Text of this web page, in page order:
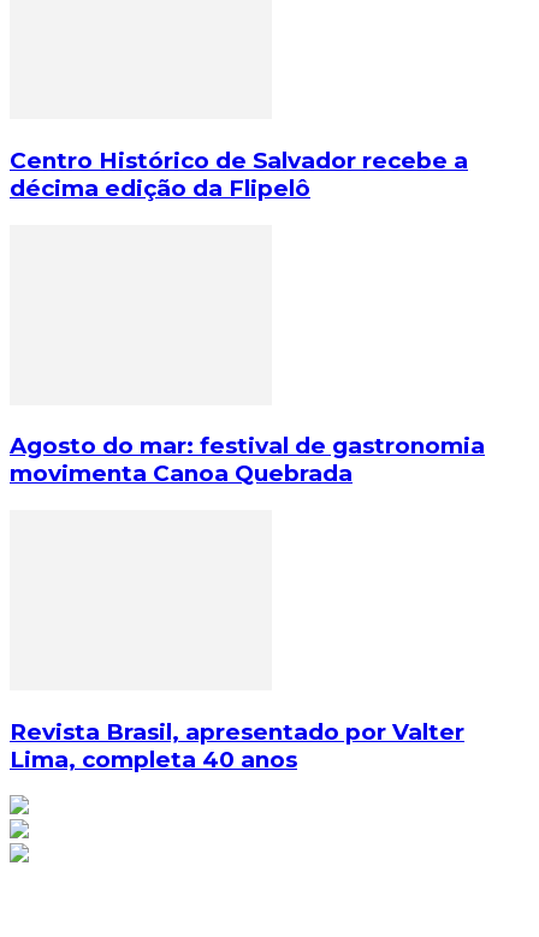
Centro Histórico de Salvador recebe a
décima edição da Flipelô
Agosto do mar: festival de gastronomia
movimenta Canoa Quebrada
Revista Brasil, apresentado por Valter
Lima, completa 40 anos